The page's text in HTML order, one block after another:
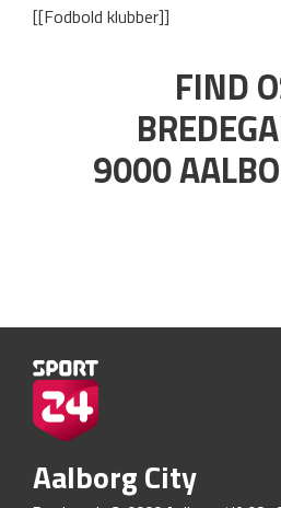
[[Fodbold klubber]]
FIND
9000
Aalborg City